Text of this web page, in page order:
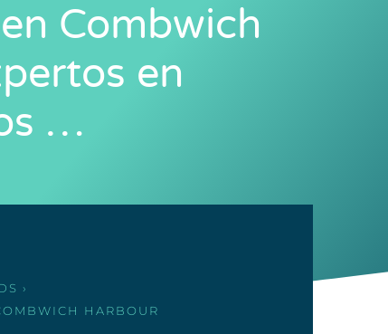
Combwich
en
…
›
HARBOUR